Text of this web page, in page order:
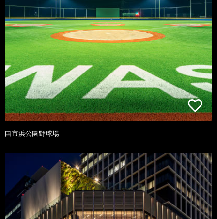
国市浜公園野球場